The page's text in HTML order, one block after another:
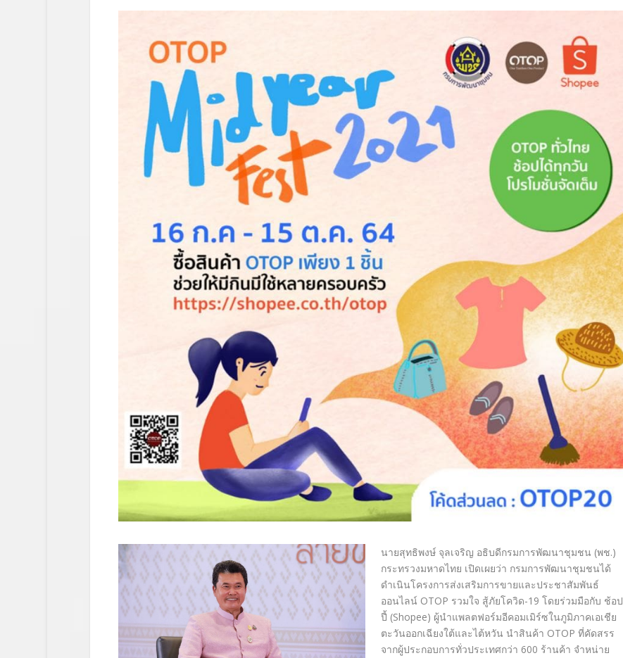
นายสุทธิพงษ์ จุลเจริญ อธิบดีกรมการพัฒนาชุมชน (พช.)
กระทรวงมหาดไทย เปิดเผยว่า กรมการพัฒนาชุมชนได้
ดำเนินโครงการส่งเสริมการขายและประชาสัมพันธ์
ออนไลน์ OTOP รวมใจ สู้ภัยโควิด-19 โดยร่วมมือกับ ช้อป
ปี้ (Shopee) ผู้นำแพลตฟอร์มอีคอมเมิร์ซในภูมิภาคเอเชีย
ตะวันออกเฉียงใต้และไต้หวัน นำสินค้า OTOP ที่คัดสรร
จากผู้ประกอบการทั่วประเทศกว่า 600 ร้านค้า จำหน่าย